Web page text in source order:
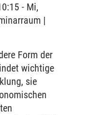
- Mi,
|
Form der
wichtige
sie